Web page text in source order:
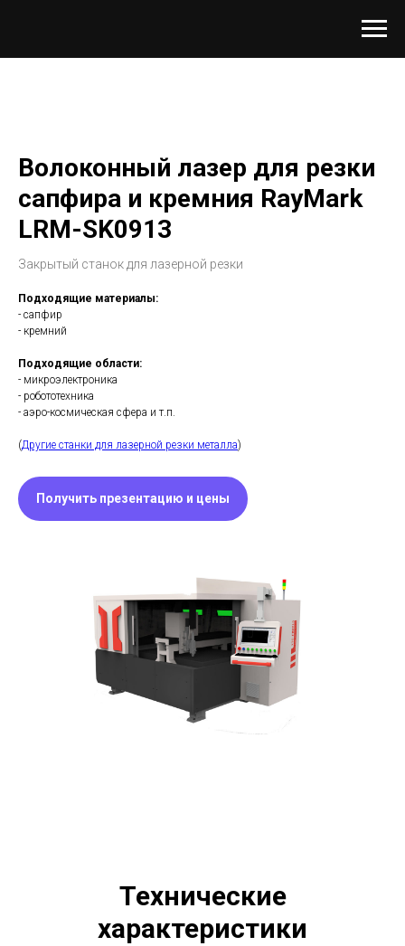
Волоконный лазер для резки
сапфира и кремния RayMark
LRM-SK0913
Закрытый станок для лазерной резки
Подходящие материалы:
- сапфир
- кремний
Подходящие области:
- микроэлектроника
- робототехника
- аэро-космическая сфера и т.п.
(Другие станки для лазерной резки металла)
Получить презентацию и цены
Технические
характеристики